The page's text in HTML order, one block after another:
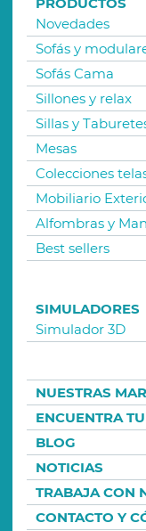
Novedades
Sofás y
Sofás Cama
Sillones y relax
Sillas y
Mesas
Colecciones
Mobiliario
Alfombras y
Best sellers
SIMULADORES
Simulador 3D
NUESTRAS
ENCUENTRA
BLOG
NOTICIAS
TRABAJA CON
CONTACTO Y